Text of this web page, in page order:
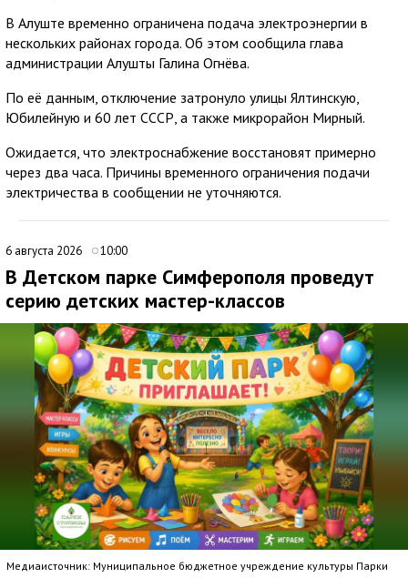
В Алуште временно ограничена подача электроэнергии в
нескольких районах города. Об этом сообщила глава
администрации Алушты Галина Огнёва.
По её данным, отключение затронуло улицы Ялтинскую,
Юбилейную и 60 лет СССР, а также микрорайон Мирный.
Ожидается, что электроснабжение восстановят примерно
через два часа. Причины временного ограничения подачи
электричества в сообщении не уточняются.
6 августа 2026 10:00
В Детском парке Симферополя проведут
серию детских мастер-классов
Медиаисточник: Муниципальное бюджетное учреждение культуры Парки